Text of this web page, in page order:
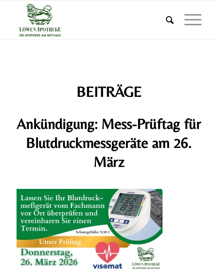
BEITRÄGE
Ankündigung: Mess-Prüftag für
Blutdruckmessgeräte am 26.
März